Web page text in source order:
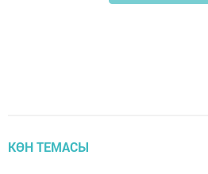
КӨН ТЕМАСЫ